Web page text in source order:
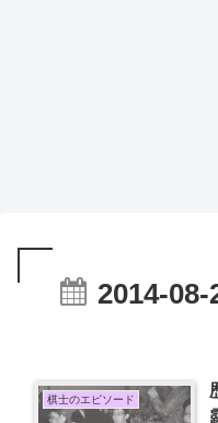
2014-08-
棋士のエピソード